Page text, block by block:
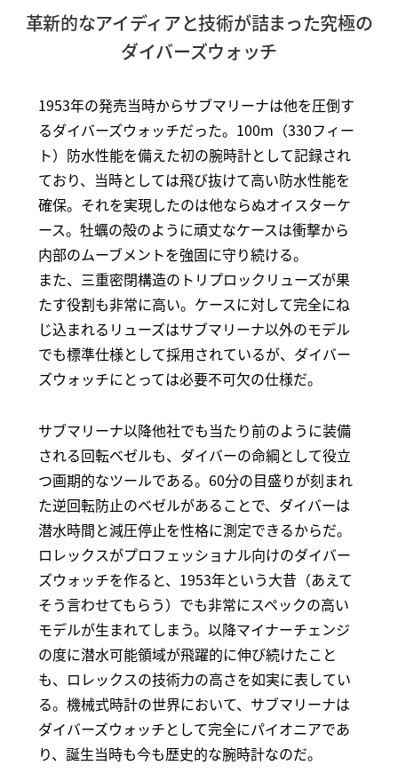
革新的なアイディアと技術が詰まった究極の
ダイバーズウォッチ
1953年の発売当時からサブマリーナは他を圧倒す
るダイバーズウォッチだった。100m（330フィー
ト）防水性能を備えた初の腕時計として記録され
ており、当時としては飛び抜けて高い防水性能を
確保。それを実現したのは他ならぬオイスターケ
ース。牡蠣の殻のように頑丈なケースは衝撃から
内部のムーブメントを強固に守り続ける。
また、三重密閉構造のトリプロックリューズが果
たす役割も非常に高い。ケースに対して完全にね
じ込まれるリューズはサブマリーナ以外のモデル
でも標準仕様として採用されているが、ダイバー
ズウォッチにとっては必要不可欠の仕様だ。
サブマリーナ以降他社でも当たり前のように装備
される回転ベゼルも、ダイバーの命綱として役立
つ画期的なツールである。60分の目盛りが刻まれ
た逆回転防止のベゼルがあることで、ダイバーは
潜水時間と減圧停止を性格に測定できるからだ。
ロレックスがプロフェッショナル向けのダイバー
ズウォッチを作ると、1953年という大昔（あえて
そう言わせてもらう）でも非常にスペックの高い
モデルが生まれてしまう。以降マイナーチェンジ
の度に潜水可能領域が飛躍的に伸び続けたこと
も、ロレックスの技術力の高さを如実に表してい
る。機械式時計の世界において、サブマリーナは
ダイバーズウォッチとして完全にパイオニアであ
り、誕生当時も今も歴史的な腕時計なのだ。